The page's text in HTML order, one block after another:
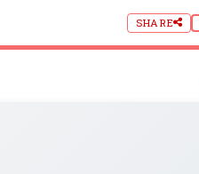
SHARE